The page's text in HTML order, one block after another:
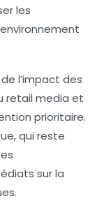
les
l’impact des
retail media et
prioritaire.
qui reste
sur la